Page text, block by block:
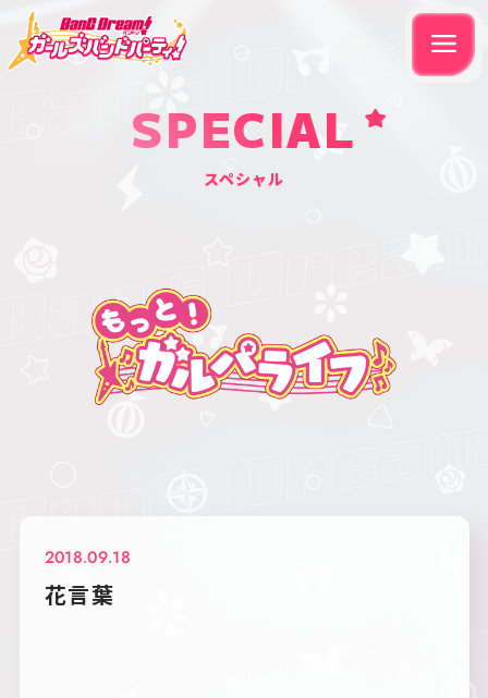
SPECIAL
スペシャル
2018.09.18
花言葉